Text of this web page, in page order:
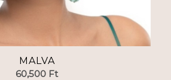
MALVA
60,500 Ft